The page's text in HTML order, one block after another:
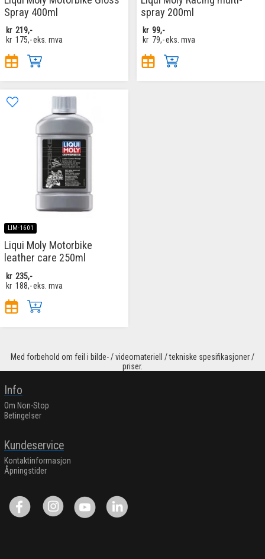
Spray 400ml
kr 219,-
kr 175,-eks. mva
spray 200ml
kr 99,-
kr 79,-eks. mva
LIM-1601
Liqui Moly Motorbike
leather care 250ml
kr 235,-
kr 188,-eks. mva
Med forbehold om feil i bilde- / videomateriell / tekniske spesifikasjoner /
priser.
Info
Om Non-Stop
Betingelser
Kundeservice
Kontaktinformasjon
Åpningstider